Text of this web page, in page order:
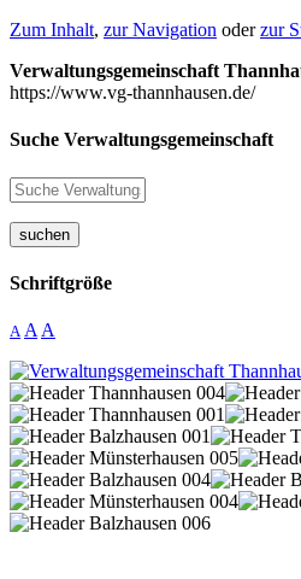
Zum Inhalt, zur Navigation oderzur
Verwaltungsgemeinschaft
https://www.vg-thannhausen.de/
Suche Verwaltungsgemeinschaft
suchen
Schriftgröße
A A A